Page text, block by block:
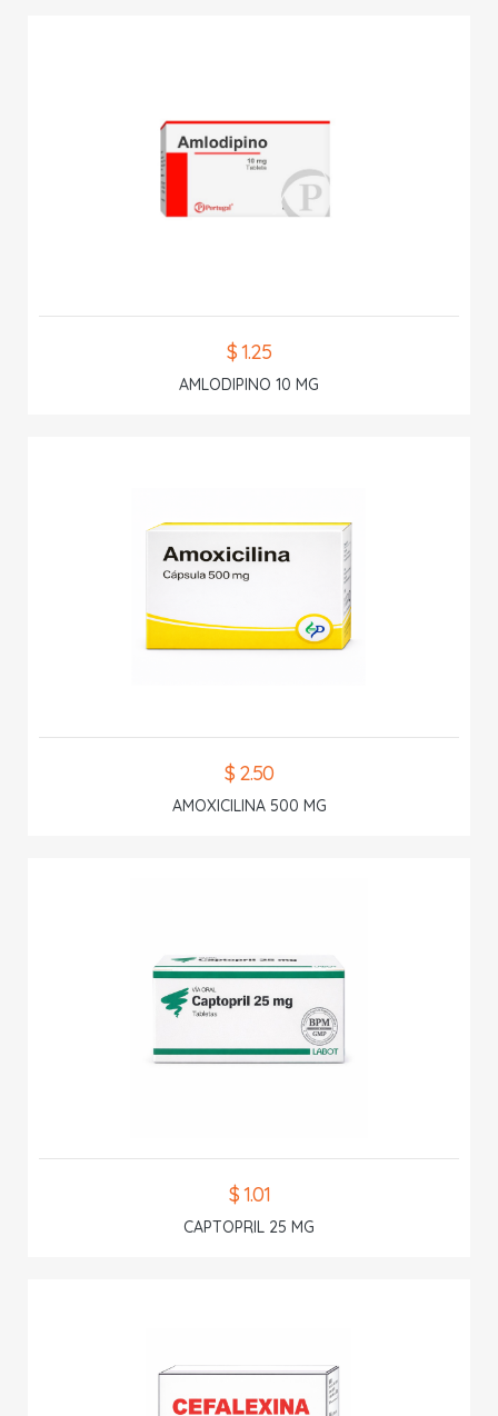
$ 1.25
AMLODIPINO 10 MG
$ 2.50
AMOXICILINA 500 MG
$ 1.01
CAPTOPRIL 25 MG